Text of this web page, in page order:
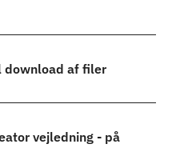
download af filer
vejledning - på